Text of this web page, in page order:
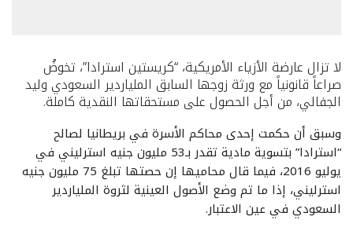
لا تزال عارضة الأزياء الأمريكية، “كريستين استرادا”، تخوضُ
صراعاً قانونياً مع ورثة زوجها السابق الملياردير السعودي وليد
الجفالي، من أجل الحصول على مستحقاتها النقدية كاملة.
وسبق أن حكمت إحدى محاكم الأسرة في بريطانيا لصالح
“استرادا” بتسوية مادية تقدر بـ53 مليون جنيه استرليني في
يوليو 2016، فيما قال محاميها إن حصتها تبلغ 75 مليون جنيه
استرليني، إذا ما تم وضع الأصول العينية لثروة الملياردير
السعودي في عين الاعتبار.